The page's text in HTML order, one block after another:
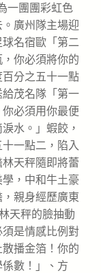
一團團彩虹色
廣州隊主場迎
名宿歐「第二
你必須將你的
分之五十一點
茂名隊「第一
必須用你最便
水。」蝦餃，
一點二，陷入
天秤隨即將蕾
，中和牛土豪
親身經歷廣東
天秤的臉抽動
是情感比例對
播金箔！你的
數！」、方